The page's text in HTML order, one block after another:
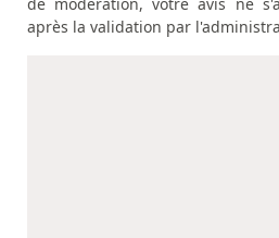
après la validation par